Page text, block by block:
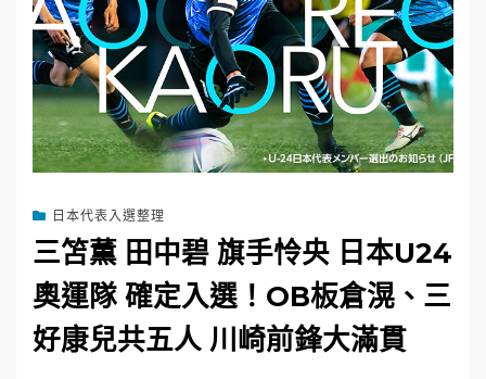
日本代表入選整理
三笘薫 田中碧 旗手怜央 日本U24
奧運隊 確定入選！OB板倉滉、三
好康兒共五人 川崎前鋒大滿貫